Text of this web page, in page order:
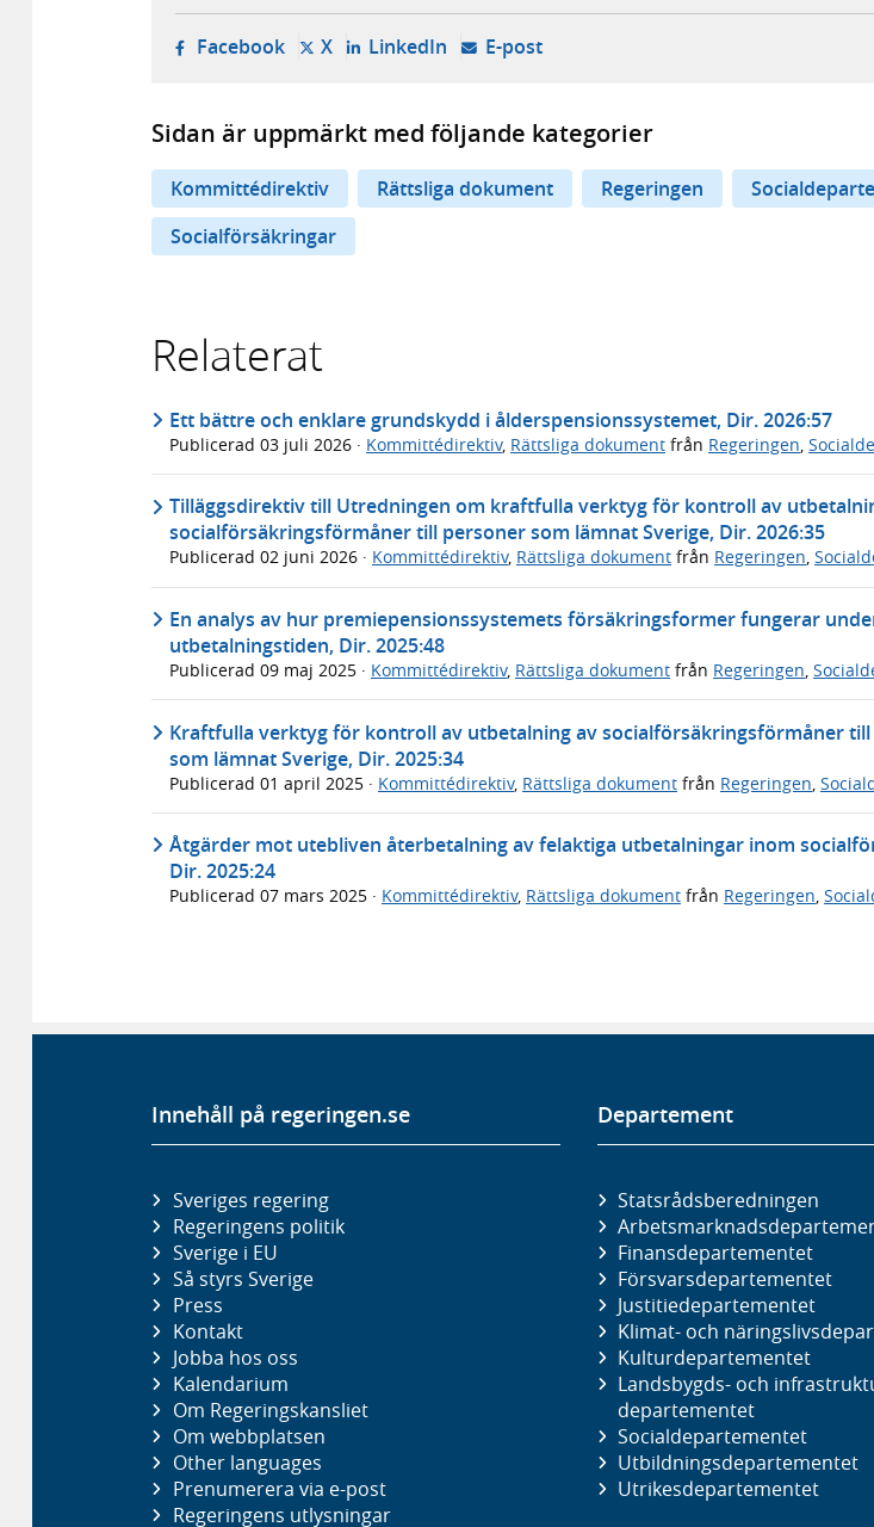
Facebook- öppnas i ny flik, extern webbplats,
X- öppnas i ny flik, extern webbplats,
LinkedIn- öppnas i ny flik, extern webbplats,
E-post- öppnar din e-postklient,
Sidan är uppmärkt med följande kategorier
Kommittédirektiv Rättsliga dokument Regeringen
Socialförsäkringar
Relaterat
Ett bättre och enklare grundskydd i ålderspensionssystemet, Dir. 2026:57
Publicerad 03 juli 2026 · Kommittédirektiv, Rättsliga dokument från Regeringen
Tilläggsdirektiv till Utredningen om kraftfulla verktyg för kontroll av
socialförsäkringsförmåner till personer som lämnat Sverige, Dir. 2026:35
Publicerad 02 juni 2026 · Kommittédirektiv, Rättsliga dokument från Regeringen,
En analys av hur premiepensionssystemets försäkringsformer fungerar
utbetalningstiden, Dir. 2025:48
Publicerad 09 maj 2025 · Kommittédirektiv, Rättsliga dokument från Regeringen,
Kraftfulla verktyg för kontroll av utbetalning av socialförsäkringsförmåner
som lämnat Sverige, Dir. 2025:34
Publicerad 01 april 2025 · Kommittédirektiv, Rättsliga dokument från Regeringen
Åtgärder mot utebliven återbetalning av felaktiga utbetalningar inom
Dir. 2025:24
Publicerad 07 mars 2025 · Kommittédirektiv, Rättsliga dokument från Regeringen,
Innehåll på regeringen.se
Sveriges regering
Regeringens politik
Sverige i EU
Så styrs Sverige
Press
Kontakt
Jobba hos oss
Kalendarium
Om Regeringskansliet
Om webbplatsen
Other languages
Prenumerera via e-post
Regeringens utlysningar
Departement
Statsrådsberedningen
Finans­departementet
Försvars­departementet
Justitie­departementet
Klimat- och
Kultur­departementet
Landsbygds- och
departementet
Social­departementet
Utbildnings­departementet
Utrikes­departementet